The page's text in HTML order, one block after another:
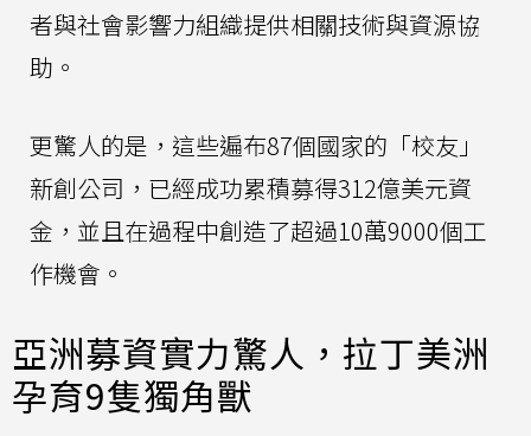
者與社會影響力組織提供相關技術與資源協
助。
更驚人的是，這些遍布87個國家的「校友」
新創公司，已經成功累積募得312億美元資
金，並且在過程中創造了超過10萬9000個工
作機會。
亞洲募資實力驚人，拉丁美洲
孕育9隻獨角獸